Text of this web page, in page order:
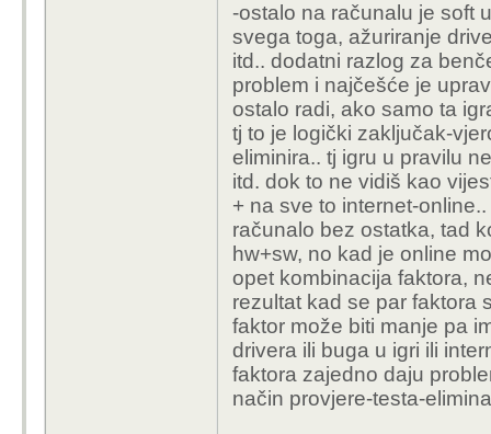
-ostalo na računalu je soft
svega toga, ažuriranje
itd.. dodatni razlog za
problem i najčešće je
ostalo radi, ako samo ta
tj to je logički zaključak-
eliminira.. tj igru u pravilu
itd. dok to ne vidiš kao
+ na sve to internet-
računalo bez ostatka, tad
hw+sw, no kad je online
opet kombinacija faktora,
rezultat kad se par faktora
faktor može biti manje pa
drivera ili buga u igri ili
faktora zajedno daju
način provjere-testa-